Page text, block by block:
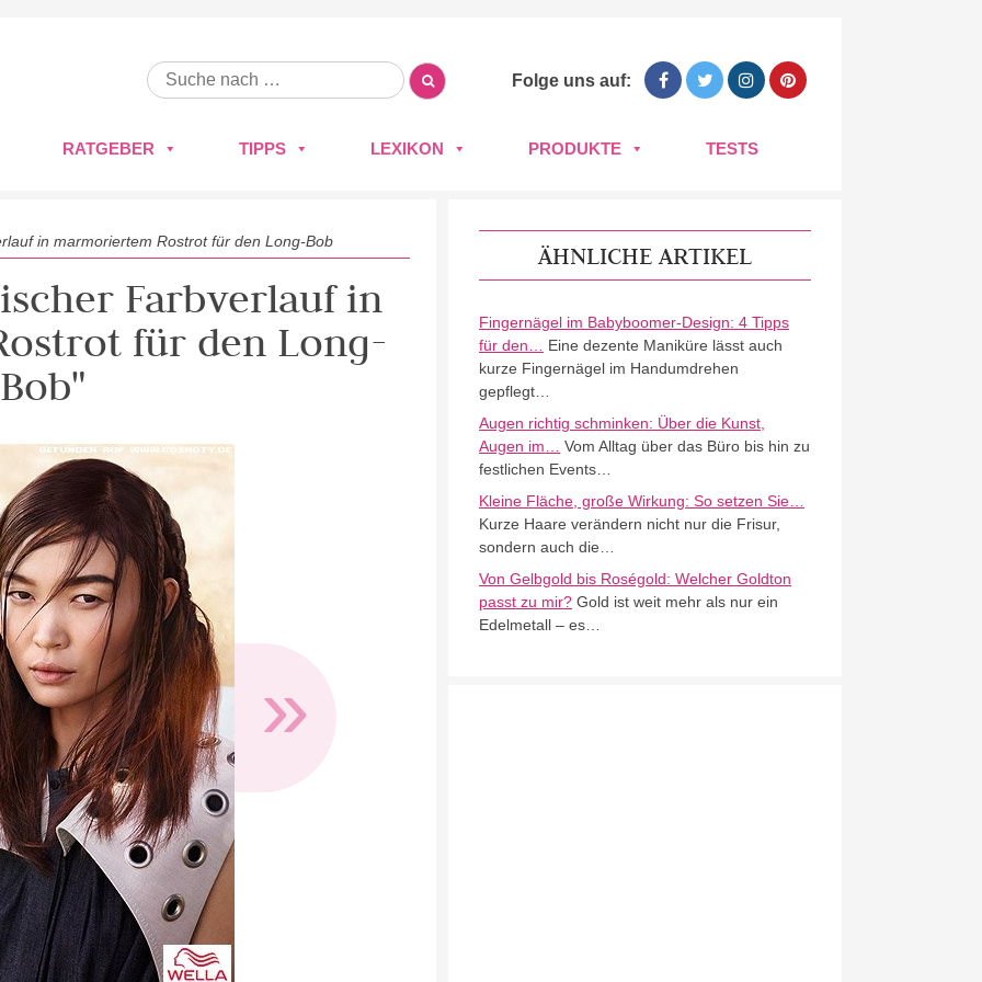
Folge uns auf:
RATGEBER TIPPS LEXIKON PRODUKTE TESTS
in marmoriertem Rostrot für den Long-Bob
Farbverlauf in
für den Long-
Bob"
»
ÄHNLICHE ARTIKEL
Fingernägel im Babyboomer-Design: 4 Tipps
für den…
Eine dezente Maniküre lässt auch
kurze Fingernägel im Handumdrehen
gepflegt…
Augen richtig schminken: Über die Kunst,
Augen im…
Vom Alltag über das Büro bis hin zu
festlichen Events…
Kleine Fläche, große Wirkung: So setzen Sie…
Kurze Haare verändern nicht nur die Frisur,
sondern auch die…
Von Gelbgold bis Roségold: Welcher Goldton
passt zu mir?Gold ist weit mehr als nur ein
Edelmetall – es…